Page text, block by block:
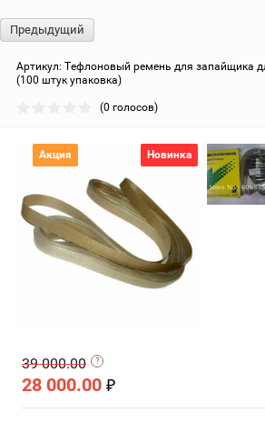
Предыдущий
Артикул: Тефлоновый ремень для запайщика
(100 штук упаковка)
(0 голосов)
Акция Новинка
39 000.00
28 000.00 ₽